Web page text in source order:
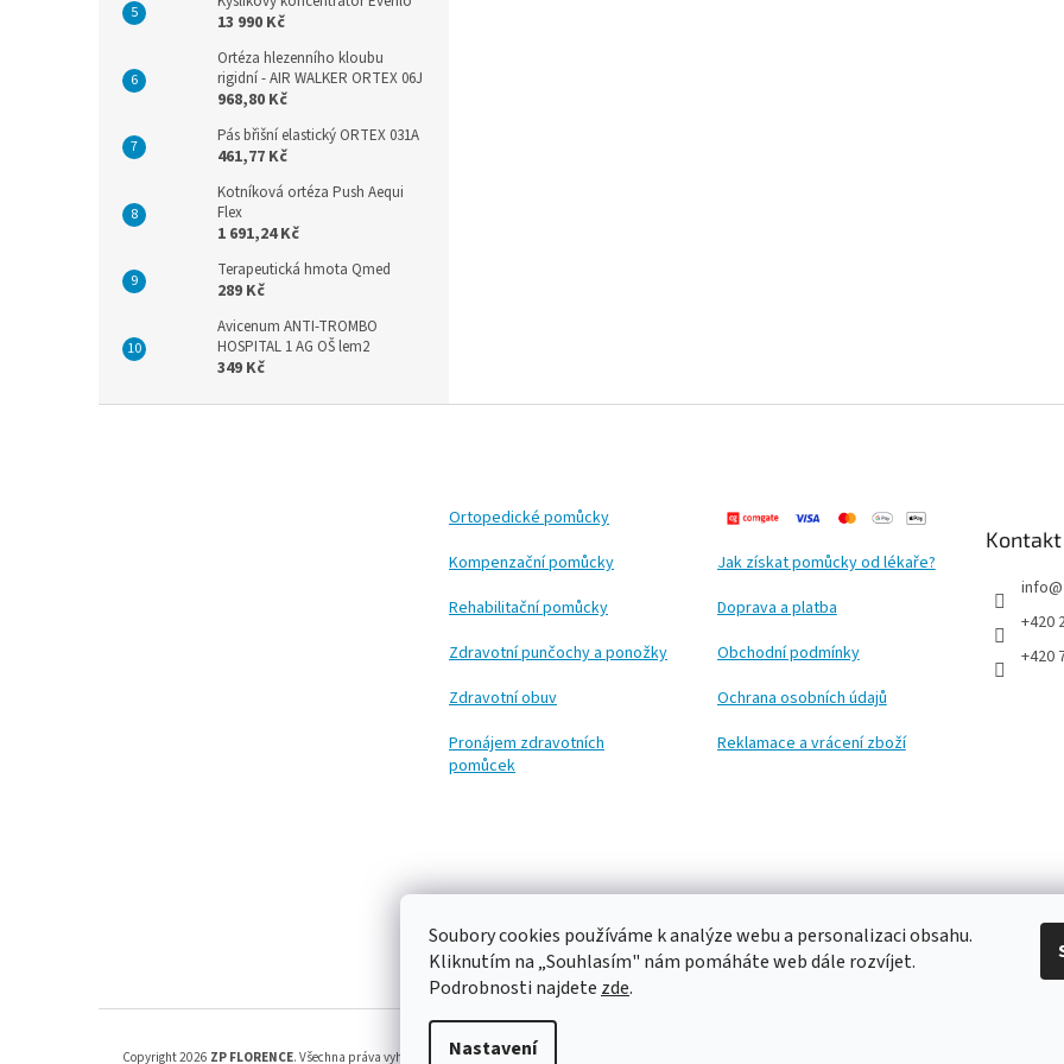
Soubory cookies používáme k analýze webu a personalizaci obsahu.
Kliknutím na „Souhlasím" nám pomáháte web dále rozvíjet.
Podrobnosti najdete zde.
Nastavení
13 990 Kč
Ortéza hlezenního kloubu
rigidní - AIR WALKER ORTEX 06J
968,80 Kč
Pás břišní elastický ORTEX 031A
461,77 Kč
Kotníková ortéza Push Aequi
Flex
1 691,24 Kč
Terapeutická hmota Qmed
289 Kč
Avicenum ANTI-TROMBO
HOSPITAL 1 AG OŠ lem2
349 Kč
Ortopedické pomůcky
Kompenzační pomůcky
Rehabilitační pomůcky
Zdravotní punčochy a ponožky
Zdravotní obuv
Pronájem zdravotních
pomůcek
Jak získat pomůcky od lékaře?
Doprava a platba
Obchodní podmínky
Ochrana osobních údajů
Reklamace a vrácení zboží
Kontakt
info@
+420
+420
Copyright 2026 ZP FLORENCE. Všechna práva vyhrazena.